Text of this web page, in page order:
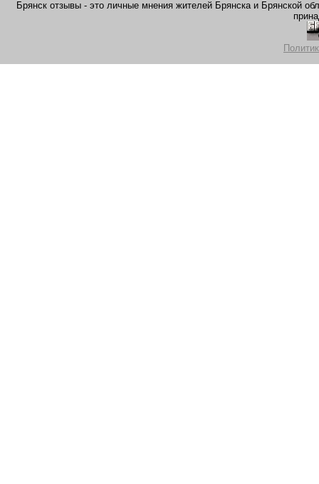
Брянск отзывы - это личные мнения жителей Брянска и Брянской